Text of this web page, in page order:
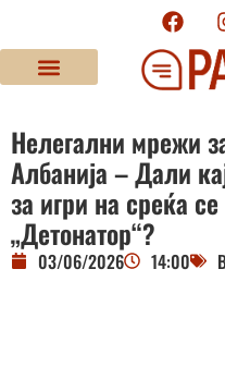
Нелегални мрежи
Албанија – Дали
за игри на среќа
„Детонатор“?
03/06/2026 14:00